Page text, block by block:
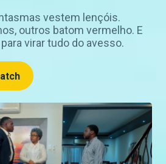
vestem lençóis.
outros batom vermelho. E
virar tudo do avesso.